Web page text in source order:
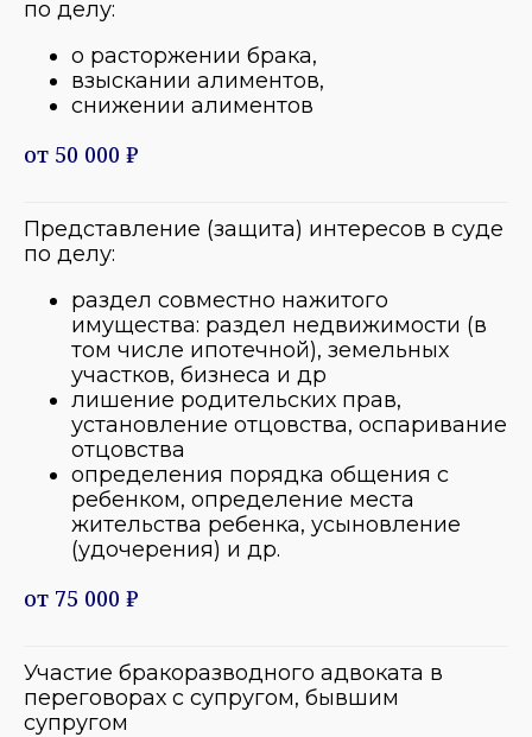
по делу:
о расторжении брака,
взыскании алиментов,
снижении алиментов
от 50 000 ₽
Представление (защита) интересов в суде
по делу:
раздел совместно нажитого
имущества: раздел недвижимости (в
том числе ипотечной), земельных
участков, бизнеса и др
лишение родительских прав,
установление отцовства, оспаривание
отцовства
определения порядка общения с
ребенком, определение места
жительства ребенка, усыновление
(удочерения) и др.
от 75 000 ₽
Участие бракоразводного адвоката в
переговорах с супругом, бывшим
супругом